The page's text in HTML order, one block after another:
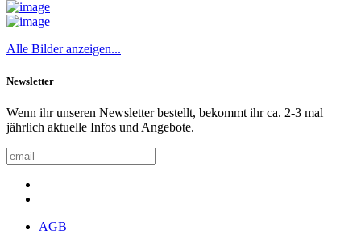
Alle Bilder anzeigen...
Newsletter
Wenn ihr unseren Newsletter bestellt, bekommt ihr ca. 2-3 mal
jährlich aktuelle Infos und Angebote.
AGB